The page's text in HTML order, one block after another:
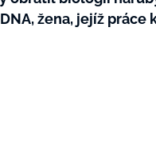
žena, jejíž